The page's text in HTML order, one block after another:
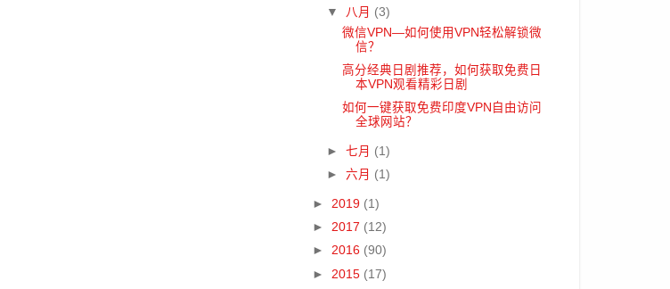
▼ 八月 (3)
微信VPN—如何使用VPN轻松解锁微
信？
高分经典日剧推荐，如何获取免费日
本VPN观看精彩日剧
如何一键获取免费印度VPN自由访问
全球网站？
►七月 (1)
►六月 (1)
► 2019 (1)
► 2017 (12)
► 2016 (90)
► 2015 (17)